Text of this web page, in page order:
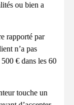
ou bien a
rapporté par
n’a pas
€ dans les 60
touche un